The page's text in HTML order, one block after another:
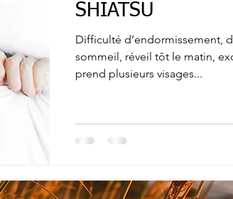
SHIATSU
Difficulté d’endormissement,
sommeil, réveil tôt le matin,
prend plusieurs visages...